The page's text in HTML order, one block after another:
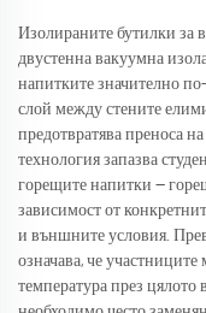
Изолираните бутилки за
двустенна вакуумна
напитките значително
слой между стените
предотвратява преноса
технология запазва
горещите напитки —
зависимост от
и външните условия.
означава, че участниците
температура през цялото